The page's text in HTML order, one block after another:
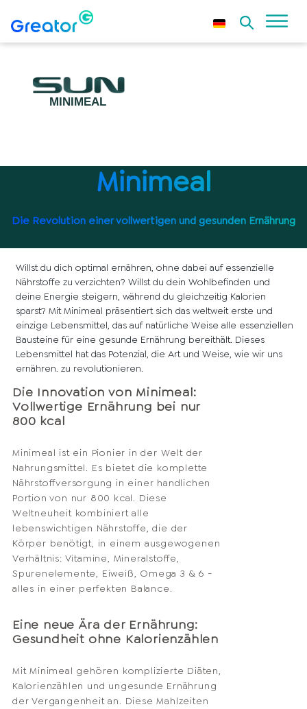
Minimeal
Die Revolution einer vollwertigen und gesunden Ernährung
Willst du dich optimal ernähren, ohne dabei auf essenzielle
Nährstoffe zu verzichten? Willst du dein Wohlbefinden und
deine Energie steigern, während du gleichzeitig Kalorien
sparst? Mit Minimeal präsentiert sich das weltweit erste und
einzige Lebensmittel, das auf natürliche Weise alle essenziellen
Bausteine für eine gesunde Ernährung bereithält. Dieses
Lebensmittel hat das Potenzial, die Art und Weise, wie wir uns
ernähren, zu revolutionieren.
Die Innovation von Minimeal:
Vollwertige Ernährung bei nur
800 kcal
Minimeal ist ein Pionier in der Welt der
Nahrungsmittel. Es bietet die komplette
Nährstoffversorgung in einer handlichen
Portion von nur 800 kcal. Diese
Weltneuheit kombiniert alle
lebenswichtigen Nährstoffe, die der
Körper benötigt, in einem ausgewogenen
Verhältnis: Vitamine, Mineralstoffe,
Spurenelemente, Eiweiß, Omega 3 & 6 -
alles in einer perfekten Balance.
Eine neue Ära der Ernährung:
Gesundheit ohne Kalorienzählen
Mit Minimeal gehören komplizierte Diäten,
Kalorienzählen und ungesunde Ernährung
der Vergangenheit an. Diese Mahlzeiten